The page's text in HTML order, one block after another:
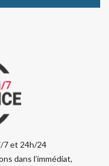
7 et 24h/24
dans l’immédiat,